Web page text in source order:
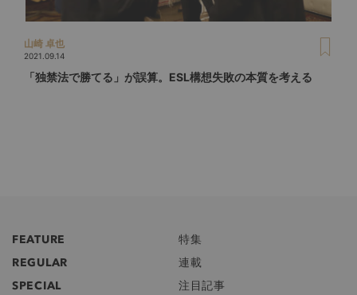
山崎 卓也
2021.09.14
「独禁法で勝てる」が誤算。ESL構想失敗の本質を考える
FEATURE
特集
REGULAR
連載
SPECIAL
注目記事